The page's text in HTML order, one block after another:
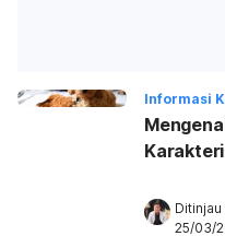
Informasi
25/03/